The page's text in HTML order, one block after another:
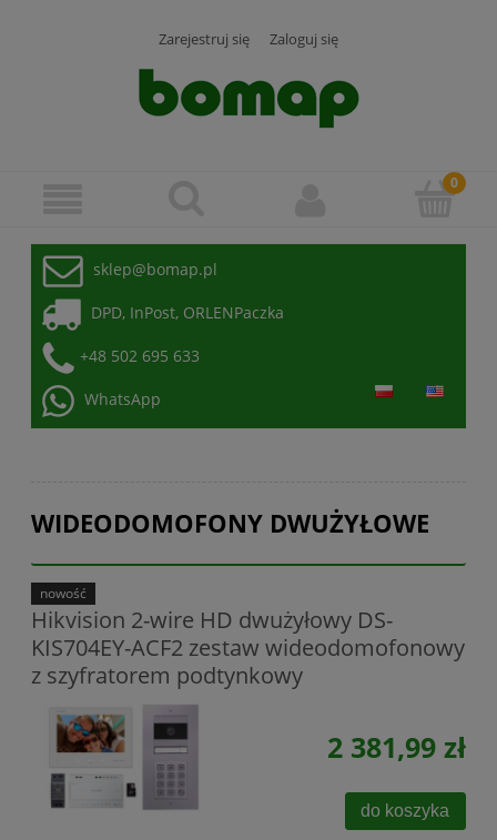
Zarejestruj się Zaloguj się
sklep@bomap.pl
DPD, InPost, ORLENPaczka
+48 502 695 633
WhatsApp
WIDEODOMOFONY DWUŻYŁOWE
Hikvision 2-wire HD dwużyłowy DS-
KIS704EY-ACF2 zestaw wideodomofonowy
z szyfratorem podtynkowy
2 381,99 zł
do koszyka
nowość